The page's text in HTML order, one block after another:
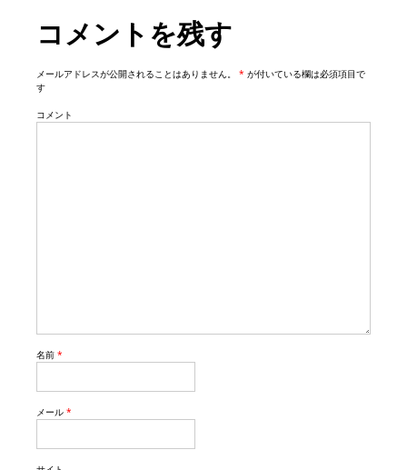
n
コメントを残す
メールアドレスが公開されることはありません。 * が付いている欄は必須項目で
す
コメント
名前 *
メール *